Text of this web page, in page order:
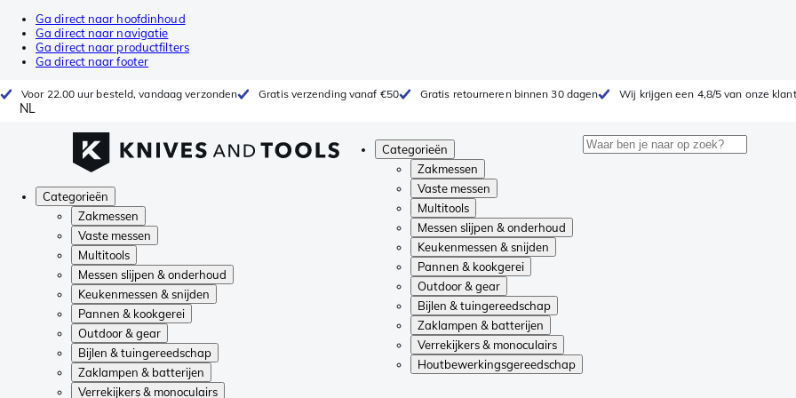
Ga direct naar hoofdinhoud
Ga direct naar navigatie
Ga direct naar productfilters
Ga direct naar footer
Voor 22.00 uur besteld, vandaag verzonden Gratis verzending vanaf €50 Gratis retourneren binnen 30 dagen Wij krijgen een 4,8/5 van onze
NL
Categorieën
Zakmessen
Vaste messen
Multitools
Messen slijpen & onderhoud
Keukenmessen & snijden
Pannen & kookgerei
Outdoor & gear
Bijlen & tuingereedschap
Zaklampen & batterijen
Verrekijkers & monoculairs
Houtbewerkingsgereedschap
Categorieën
Zakmessen
Vaste messen
Multitools
Messen slijpen & onderhoud
Keukenmessen & snijden
Pannen & kookgerei
Outdoor & gear
Bijlen & tuingereedschap
Zaklampen & batterijen
Verrekijkers & monoculairs